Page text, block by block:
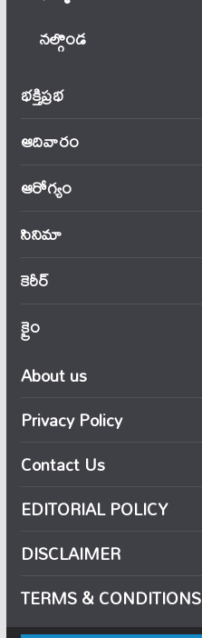
నల్గొండ
భక్తిప్రభ
ఆదివారం
ఆరోగ్యం
సినిమా
కెరీర్
క్రైం
About us
Privacy Policy
Contact Us
EDITORIAL POLICY
DISCLAIMER
TERMS & CONDITIONS